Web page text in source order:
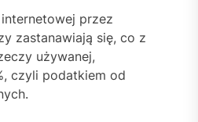
przez
zastanawiają się, co z
używanej,
czyli podatkiem od